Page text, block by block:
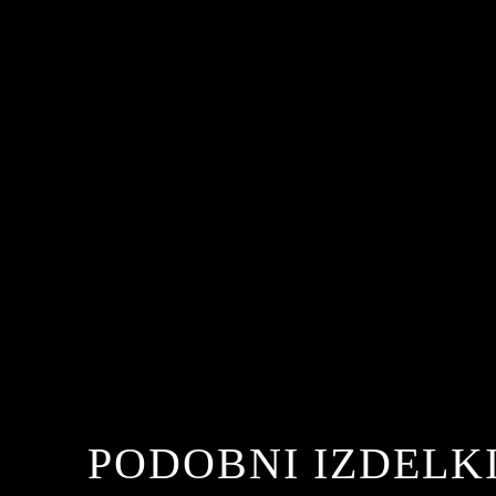
PODOBNI